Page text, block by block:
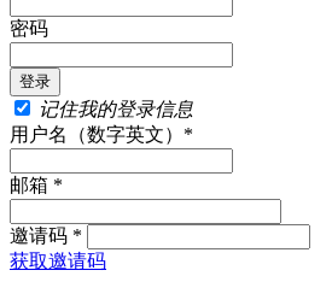
密码
记住我的登录信息
用户名（数字英文）*
邮箱 *
邀请码 *
获取邀请码